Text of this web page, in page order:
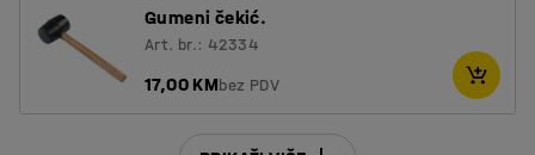
Gumeni čekić.
Art. br.: 42334
17,00 KMbez PDV